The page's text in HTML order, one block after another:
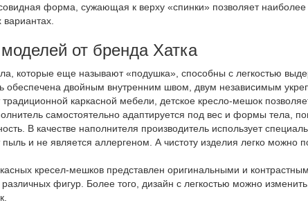
форма, сужающая к верху «спинки» позволяет
от бренда Хатка
которые еще называют «подушка», способны с легкостью
обеспечена двойным внутренним швом, двум независимым
каркасной мебели, детское кресло-мешок
самостоятельно адаптируется под вес и формы тела,
В качестве наполнителя производитель использует
и не является аллергеном. А чистоту изделия легко можно
кресел-мешков представлен оригинальными и
фигур. Более того, дизайн с легкостью можно